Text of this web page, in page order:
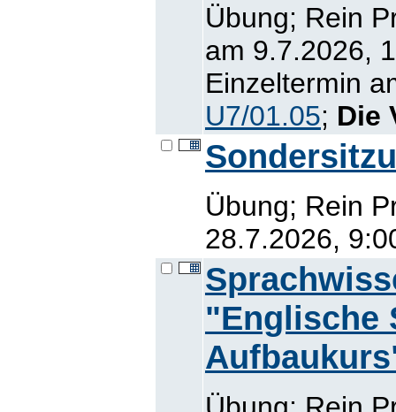
Übung; Rein
am 9.7.2026,
Einzeltermin
U7/01.05; Die
Übung; Rein
28.7.2026,
"Englische